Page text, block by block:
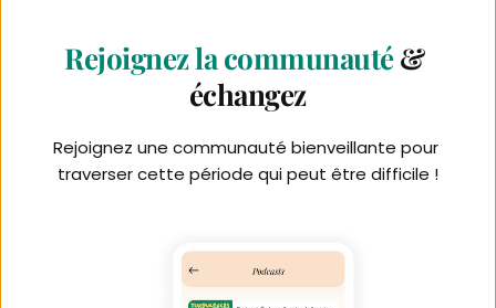
Rejoignez la communauté &
échangez
Rejoignez une communauté bienveillante pour
traverser cette période qui peut être difficile !